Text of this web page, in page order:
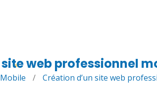
web professionnel
/ Création d’un site web